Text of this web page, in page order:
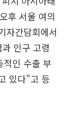
후 서울 여의
자간담회에서
인구 고령
적인 수출 부
있다"고 등